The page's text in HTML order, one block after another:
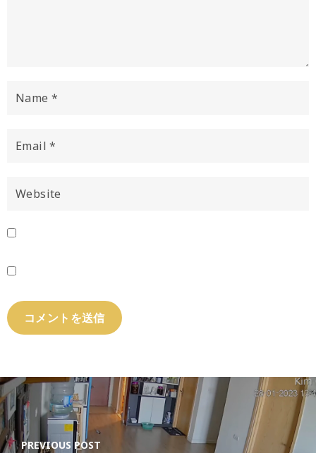
PREVIOUS POST